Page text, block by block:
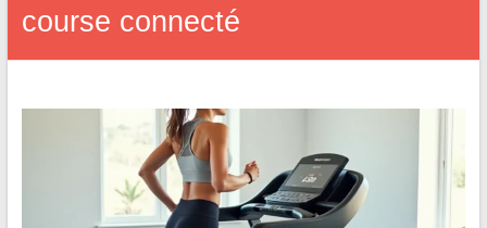
course connecté